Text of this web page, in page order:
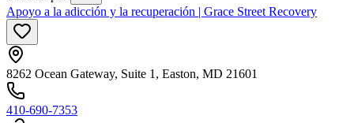
Apoyo a la adicción y la recuperación | Grace Street Recovery
8262 Ocean Gateway, Suite 1, Easton, MD 21601
410-690-7353